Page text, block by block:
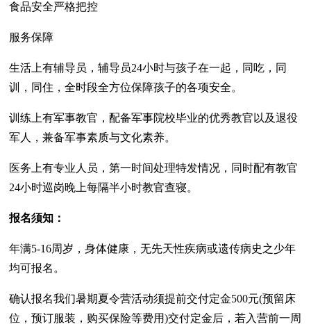
食品安全严格把控
服务保障
生活上有辅导员，辅导员24小时与孩子在一起，同吃，同
训，同住，全时段全方位保障孩子的各项安全。
训练上有军事教官，配备军事院校毕业的优秀教官以及退役
军人，兼备军事素质与文化素养。
医务上有专业人员，第一时间处理特发情况，同时配有教官
24小时巡岗晚上每隔半小时教官查寝。
报名须知：
年满5-16周岁，身体健康，无先天性疾病或遗传病史之少年
均可报名。
确认报名我们暑期夏令营活动须提前交付定金500元(预留床
位，预订服装，购买保险等费用)交付定金后，若入营前一周